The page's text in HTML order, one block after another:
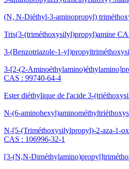
(N, N-Diéthyl-3-aminopropyl)
Tris(3-(triméthoxysilyl)propyl)amine
3-(Benzotriazole-1-
3-[2-(2-
CAS : 99740-64-4
Ester diéthylique de l'acide 3-
N-(6-
N-[5-(Triméthoxysilylpropyl)-2-aza-1-
CAS : 106996-32-1
[3-(N,N-